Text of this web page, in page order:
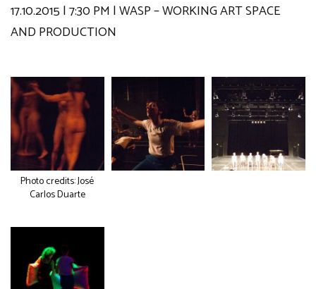
17.10.2015 | 7:30 PM | WASP – WORKING ART SPACE
AND PRODUCTION
Photo credits: José
Carlos Duarte